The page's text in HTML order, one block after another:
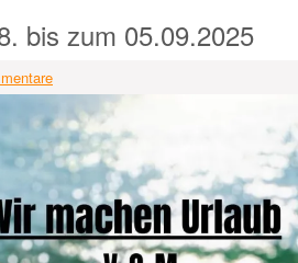
bis zum 05.09.2025